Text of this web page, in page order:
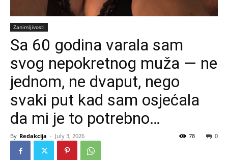
Zanimljivosti
Sa 60 godina varala sam
svog nepokretnog muža — ne
jednom, ne dvaput, nego
svaki put kad sam osjećala
da mi je to potrebno…
By Redakcija - July 3, 2026 0
78